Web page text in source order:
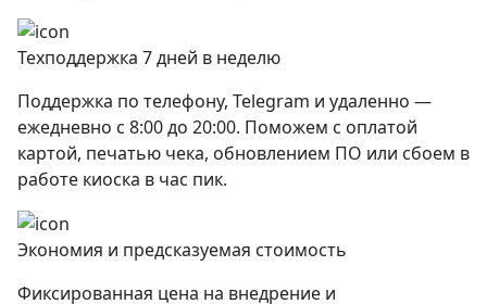
Техподдержка 7 дней в неделю
Поддержка по телефону, Telegram и удаленно —
ежедневно с 8:00 до 20:00. Поможем с оплатой
картой, печатью чека, обновлением ПО или сбоем в
работе киоска в час пик.
Экономия и предсказуемая стоимость
Фиксированная цена на внедрение и